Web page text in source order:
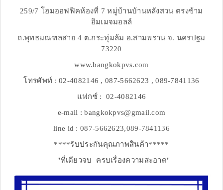
259/7 โฮมออฟฟิคห้องที่ 7 หมู่บ้านบ้านหลังสวน ตรงข้าม
อิมเมจมอลล์
ถ.พุทธมณฑลสาย 4 ต.กระทุ่มล้ม อ.สามพราน จ. นครปฐม
73220
www.bangkokpvs.com
โทรศัพท์ : 02-4082146 , 087-5662623 , 089-7841136
แฟกซ์ : 02-4082146
e-mail : bangkokpvs@gmail.com
line id : 087-5662623,089-7841136
****รับประกันคุณภาพสินค้า*****
"ที่เดียวจบ ครบเรื่องความสะอาด"